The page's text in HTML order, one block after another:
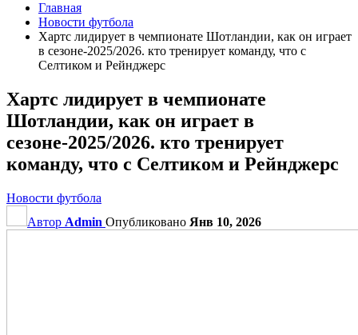
Главная
Новости футбола
Хартс лидирует в чемпионате Шотландии, как он играет
в сезоне-2025/2026. кто тренирует команду, что с
Селтиком и Рейнджерс
Хартс лидирует в чемпионате
Шотландии, как он играет в
сезоне-2025/2026. кто тренирует
команду, что с Селтиком и Рейнджерс
Новости футбола
Автор Admin Опубликовано Янв 10, 2026